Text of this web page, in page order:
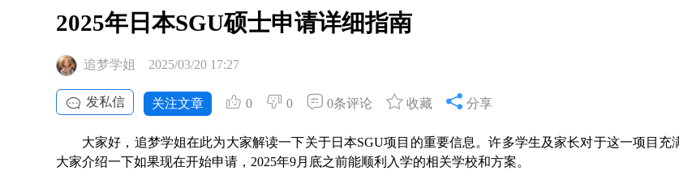
2025年日本SGU硕士申请详细指南
追梦学姐 2025/03/20 17:27
发私信 关注文章 0 0 0条评论 收藏 分享
大家好，追梦学姐在此为大家解读一下关于日本SGU项目的重要信息。许多学生及家长对于这一项目充
大家介绍一下如果现在开始申请，2025年9月底之前能顺利入学的相关学校和方案。